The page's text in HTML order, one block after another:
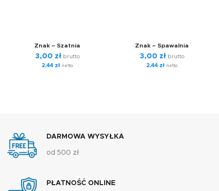
Znak – Szatnia
3,00 zł brutto
2,44 zł netto
Znak – Spawalnia
3,00 zł brutto
2,44 zł netto
DARMOWA WYSYŁKA
od 500 zł
PŁATNOŚĆ ONLINE